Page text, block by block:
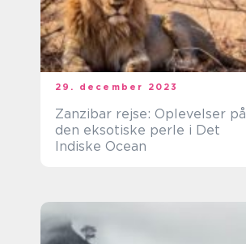
29. december 2023
Zanzibar rejse: Oplevelser på
den eksotiske perle i Det
Indiske Ocean